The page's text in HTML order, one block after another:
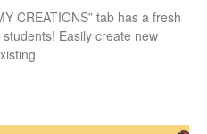
CREATIONS” tab has a fresh
Easily create new